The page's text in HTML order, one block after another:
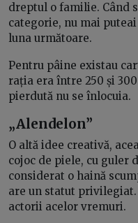
dreptul o familie. Când
categorie, nu mai
luna următoare.
Pentru pâine existau
rația era între 250 și
pierdută nu se înlocuia.
„Alendelon”
O altă idee creativă,
cojoc de piele, cu guler
considerat o haină
are un statut
actorii acelor vremuri.